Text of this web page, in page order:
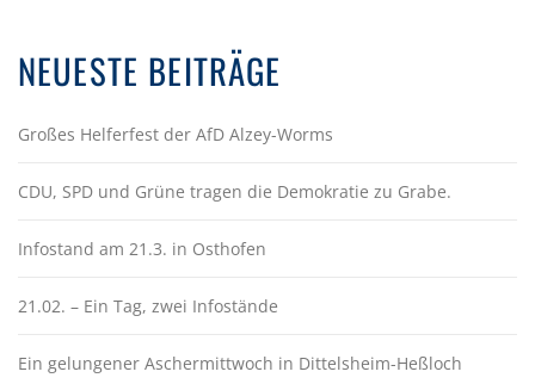
NEUESTE BEITRÄGE
Großes Helferfest der AfD Alzey-Worms
CDU, SPD und Grüne tragen die Demokratie zu Grabe.
Infostand am 21.3. in Osthofen
21.02. – Ein Tag, zwei Infostände
Ein gelungener Aschermittwoch in Dittelsheim-Heßloch